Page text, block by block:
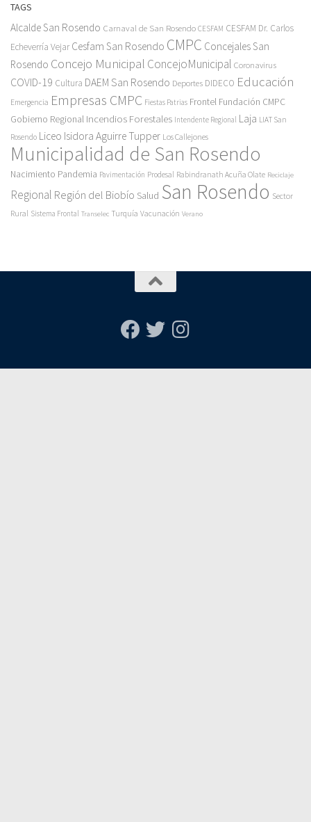
TAGS
Alcalde San Rosendo Carnaval de San Rosendo CESFAM CESFAM Dr. Carlos
Echeverría Vejar Cesfam San Rosendo CMPC Concejales San
Rosendo Concejo Municipal ConcejoMunicipal Coronavirus
COVID-19 Cultura DAEM San Rosendo Deportes DIDECO Educación
Emergencia Empresas CMPC Fiestas Patrias Frontel Fundación CMPC
Gobierno Regional Incendios Forestales Intendente Regional Laja LIAT San
Rosendo Liceo Isidora Aguirre Tupper Los Callejones
Municipalidad de San Rosendo
Nacimiento Pandemia Pavimentación Prodesal Rabindranath Acuña Olate Reciclaje
Regional Región del Biobío Salud San Rosendo Sector
Rural Sistema Frontal Transelec Turquía Vacunación Verano